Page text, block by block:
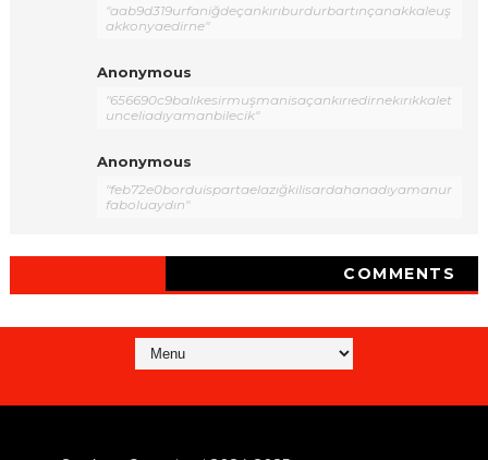
"aab9d319urfaniğdeçankırıburdurbartınçanakkaleuş
akkonyaedirne"
Anonymous
"656690c9balıkesirmuşmanisaçankırıedirnekırıkkalet
unceliadıyamanbilecik"
Anonymous
"feb72e0borduispartaelazığkilisardahanadıyamanur
faboluaydın"
COMMENTS